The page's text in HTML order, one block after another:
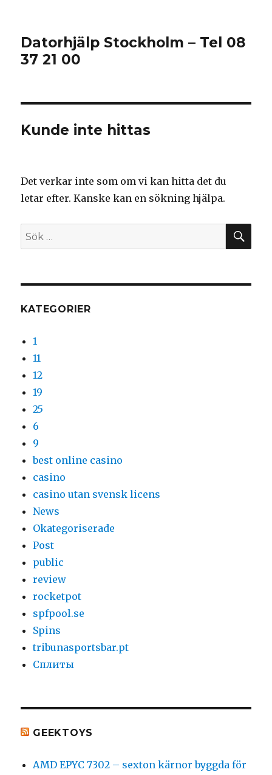
Datorhjälp Stockholm – Tel 08
37 21 00
Kunde inte hittas
Det verkar inte som om vi kan hitta det du
letar efter. Kanske kan en sökning hjälpa.
Sök
efter:
KATEGORIER
1
11
12
19
25
6
9
best online casino
casino
casino utan svensk licens
News
Okategoriserade
Post
public
review
rocketpot
spfpool.se
Spins
tribunasportsbar.pt
Сплиты
GEEKTOYS
AMD EPYC 7302 – sexton kärnor byggda för